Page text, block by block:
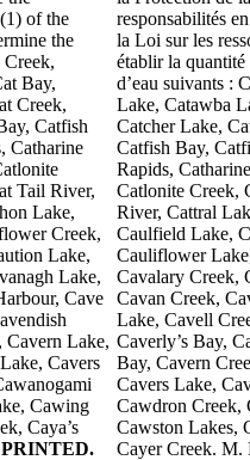
of the
the
Creek,
Bay,
Creek,
Catfish
Catharine
Tail River,
Lake,
Creek,
Lake,
Lake,
Cave
Cavern Lake,
Cavers
Cawing
Caya’s
PRINTED.
responsabilités
la Loi sur les
établir la quantité
d’eau suivants :
Lake, Catawba
Catcher Lake,
Catfish Bay,
Rapids,
Catlonite Creek,
River, Cattral
Caulfield Lake,
Cauliflower
Cavalary Creek,
Cavan Creek,
Lake, Cavell
Caverly’s Bay,
Bay, Cavern
Cavers Lake,
Cawdron Creek,
Cawston Lakes,
Cayer Creek. M.